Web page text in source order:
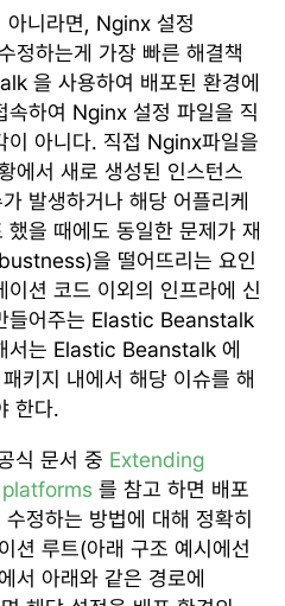
니라면, Nginx 설정
하는게 가장 빠른 해결책
을 사용하여 배포된 환경에
속하여 Nginx 설정 파일을 직
이 아니다. 직접 Nginx파일을
에서 새로 생성된 인스턴스
발생하거나 해당 어플리케
을 때에도 동일한 문제가 재
을 떨어뜨리는 요인
션 코드 이외의 인프라에 신
들어주는 Elastic Beanstalk
서는 Elastic Beanstalk 에
키지 내에서 해당 이슈를 해
한다.
식 문서 중 Extending
를 참고 하면 배포
정하는 방법에 대해 정확히
션 루트(아래 구조 예시에선
아래와 같은 경로에